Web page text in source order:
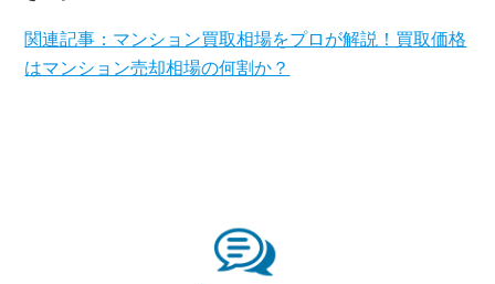
10時～18時/水曜日定休
関連記事：マンション買取相場をプロが解説！買取価格
はマンション売却相場の何割か？